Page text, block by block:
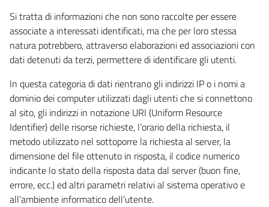
Si tratta di informazioni che non sono raccolte per essere
associate a interessati identificati, ma che per loro stessa
natura potrebbero, attraverso elaborazioni ed associazioni con
dati detenuti da terzi, permettere di identificare gli utenti.
In questa categoria di dati rientrano gli indirizzi IP o i nomi a
dominio dei computer utilizzati dagli utenti che si connettono
al sito, gli indirizzi in notazione URI (Uniform Resource
Identifier) delle risorse richieste, l’orario della richiesta, il
metodo utilizzato nel sottoporre la richiesta al server, la
dimensione del file ottenuto in risposta, il codice numerico
indicante lo stato della risposta data dal server (buon fine,
errore, ecc.) ed altri parametri relativi al sistema operativo e
all’ambiente informatico dell’utente.